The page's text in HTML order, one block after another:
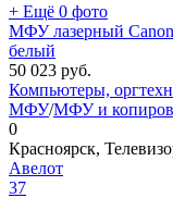
+ Ещё 0 фото
МФУ лазерный
белый
50 023 руб.
Компьютеры,
МФУ/МФУ и
0
Красноярск,
Авелот
37